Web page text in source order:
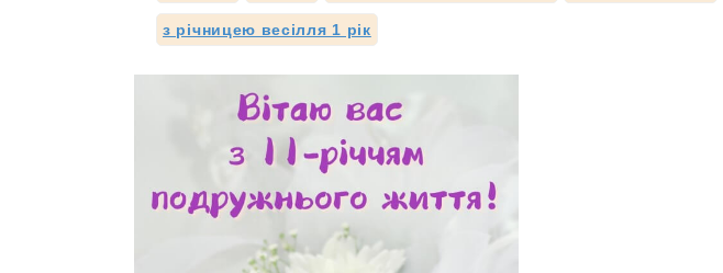
з річницею весілля 1 рік